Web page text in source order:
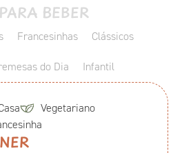
PARA BEBER
Francesinhas Clássicos
do Dia Infantil
Vegetariano